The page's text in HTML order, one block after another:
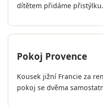
dítětem přidáme přistýlku.
Pokoj Provence
Kousek jižní Francie za
pokoj se dvěma